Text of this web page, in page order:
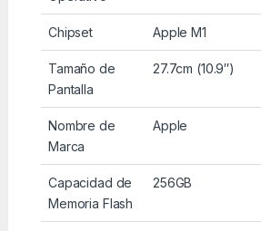
Chipset Apple M1
Tamaño de
Pantalla
27.7cm (10.9″)
Nombre de
Marca
Apple
Capacidad de
Memoria Flash
256GB